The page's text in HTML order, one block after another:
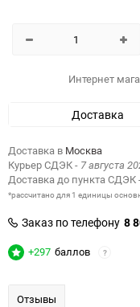
Интернет
Доставка
Доставка в Москва
Курьер СДЭК- 7 августа
Доставка до пункта СДЭК
*рассчитано для 1 единицы
Заказ по телефону 8
+297 баллов ?
Отзывы